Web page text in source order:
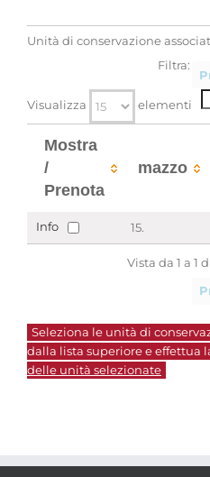
Unità di conservazione
Visualizza elementi
Filtra:
Mostra
/
Prenota
mazzo
Info 15.
Vista da 1 a 1
Seleziona le unità di
dalla lista superiore e effettua
delle unità selezionate